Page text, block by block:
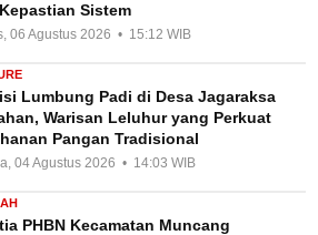
Sistem
06 Agustus 2026 • 15:12 WIB
Lumbung Padi di Desa Jagaraksa
Warisan Leluhur yang Perkuat
Pangan Tradisional
04 Agustus 2026 • 14:03 WIB
PHBN Kecamatan Muncang